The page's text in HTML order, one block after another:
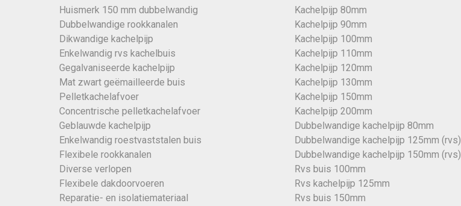
Huismerk 150 mm dubbelwandig
Dubbelwandige rookkanalen
Dikwandige kachelpijp
Enkelwandig rvs kachelbuis
Gegalvaniseerde kachelpijp
Mat zwart geëmailleerde buis
Pelletkachelafvoer
Concentrische pelletkachelafvoer
Geblauwde kachelpijp
Enkelwandig roestvaststalen buis
Flexibele rookkanalen
Diverse verlopen
Flexibele dakdoorvoeren
Reparatie- en isolatiemateriaal
Kachelpijp 80mm
Kachelpijp 90mm
Kachelpijp 100mm
Kachelpijp 110mm
Kachelpijp 120mm
Kachelpijp 130mm
Kachelpijp 150mm
Kachelpijp 200mm
Dubbelwandige kachelpijp 80mm
Dubbelwandige kachelpijp 125mm (rvs)
Dubbelwandige kachelpijp 150mm (rvs)
Rvs buis 100mm
Rvs kachelpijp 125mm
Rvs buis 150mm